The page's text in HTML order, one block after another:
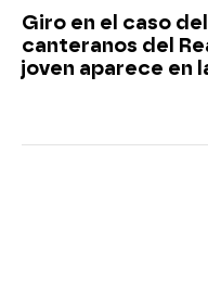
Giro en el caso
canteranos del
joven aparece en